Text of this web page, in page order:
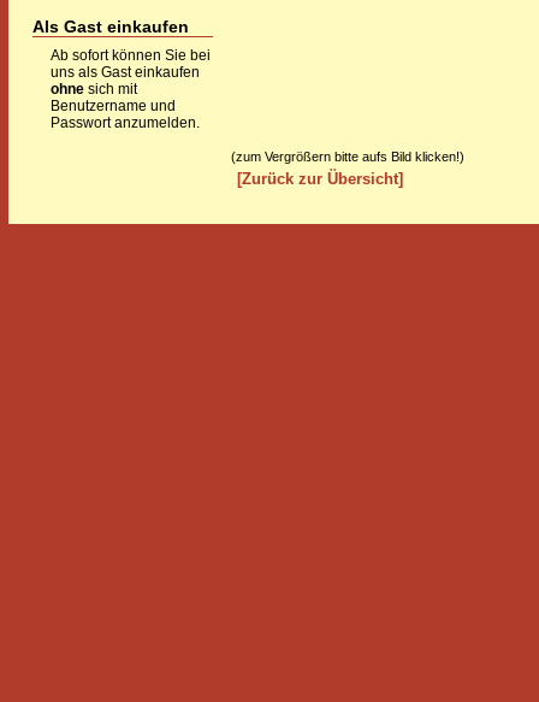
Als Gast einkaufen
Ab sofort können Sie bei
uns als Gast einkaufen
ohne sich mit
Benutzername und
Passwort anzumelden.
(zum Vergrößern bitte aufs Bild klicken!)
[Zurück zur Übersicht]